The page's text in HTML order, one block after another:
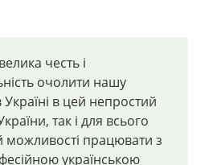
честь і
очолити нашу
в цей непростий
так і для всього
можливості працювати з
українською